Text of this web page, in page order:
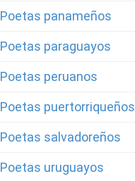
Poetas panameños
Poetas paraguayos
Poetas peruanos
Poetas puertorriqueños
Poetas salvadoreños
Poetas uruguayos